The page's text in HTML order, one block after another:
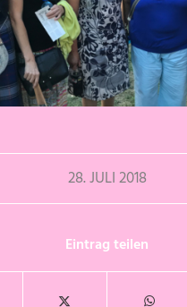
28. JULI 2018
Eintrag teilen